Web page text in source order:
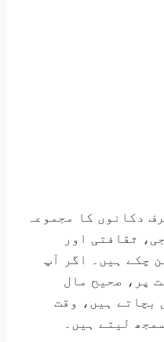
صرف دکانوں کا مجموعہ
ثقافتی اور
چکے ہیں۔ اگر آپ
پر، صحیح مال
بچاتے ہیں، وقت
لیتے ہیں۔